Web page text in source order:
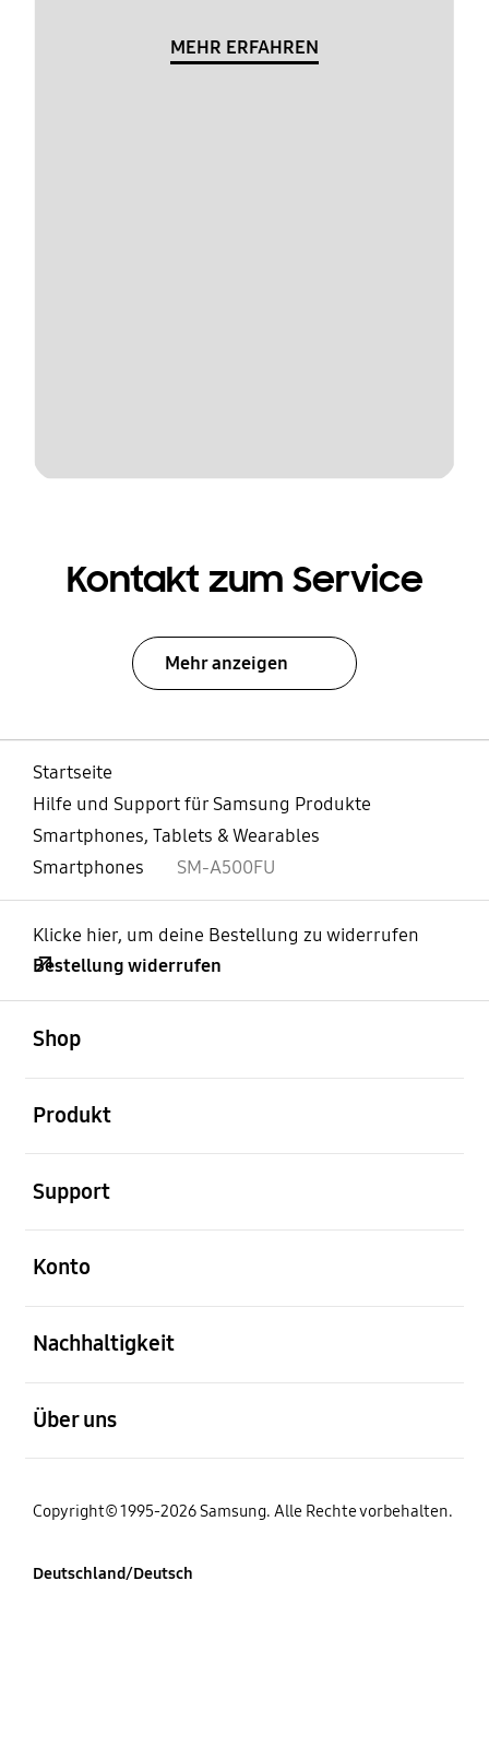
MEHR ERFAHREN
Kontakt zum Service
Mehr anzeigen
Startseite
Hilfe und Support für Samsung Produkte
Smartphones, Tablets & Wearables
Smartphones
SM-A500FU
Klicke hier, um deine Bestellung zu widerrufen
Bestellung widerrufen
Shop
Produkt
Support
Konto
Nachhaltigkeit
Über uns
Copyright© 1995-2026 Samsung. Alle Rechte vorbehalten.
Deutschland/Deutsch